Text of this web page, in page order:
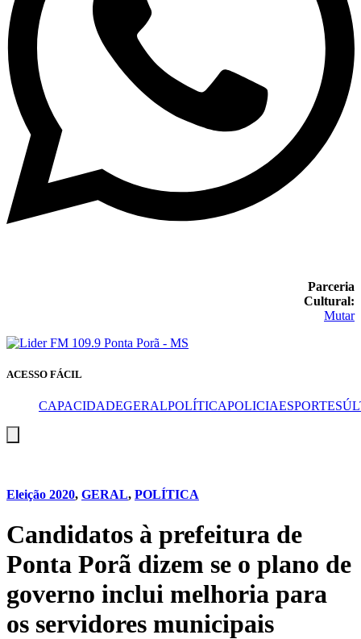
Parceria
Cultural:
Mutar
ACESSO FÁCIL
CAPACIDADEGERALPOLÍTICAPOLICIAESPORTES
de
Eleição 2020, GERAL, POLÍTICA
Candidatos à prefeitura de
Ponta Porã dizem se o plano de
governo inclui melhoria para
os servidores municipais